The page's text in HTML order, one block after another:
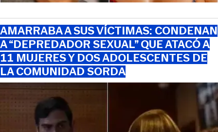
AMARRABA A SUS VÍCTIMAS: CONDENAN
A “DEPREDADOR SEXUAL” QUE ATACÓ A
11 MUJERES Y DOS ADOLESCENTES DE
LA COMUNIDAD SORDA